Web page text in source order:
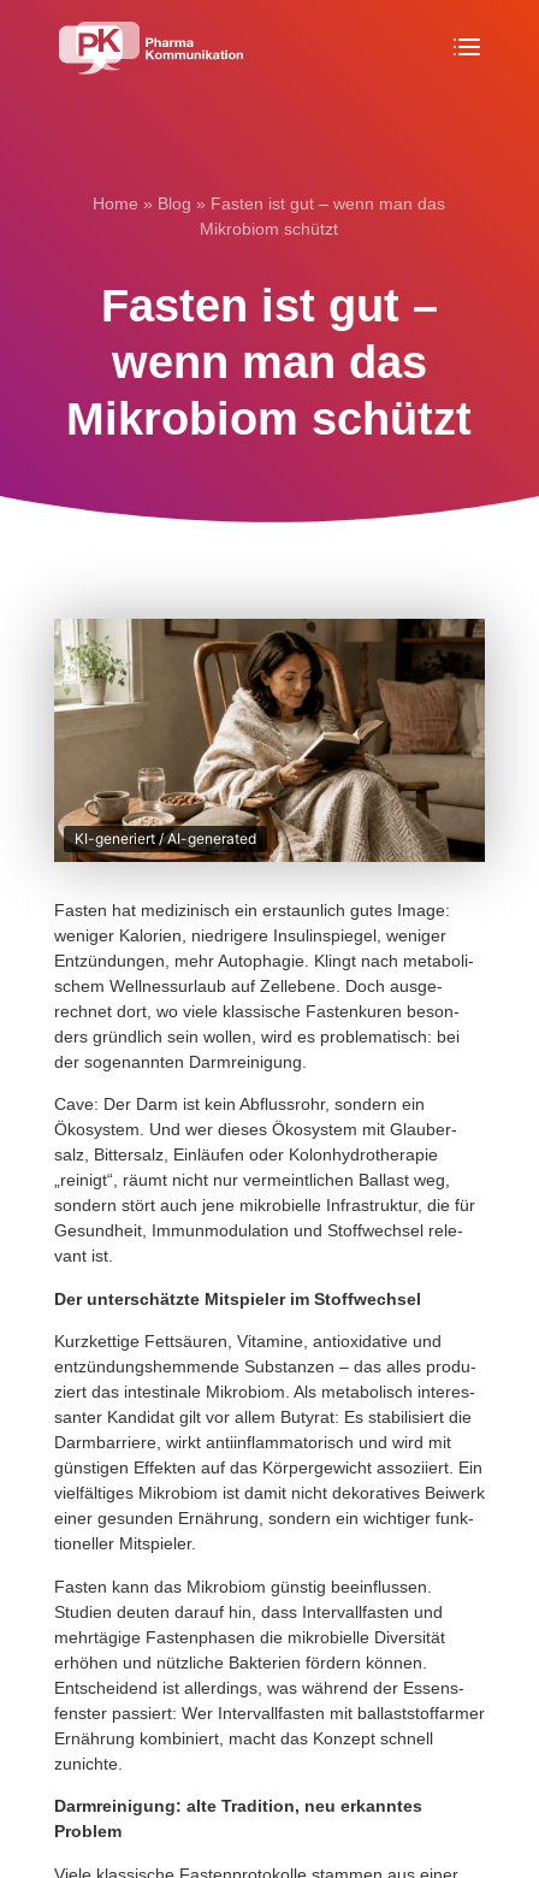
Home » Blog » Fasten ist gut – wenn man das
Mikrobiom schützt
Fasten ist gut –
wenn man das
Mikro­biom schützt
KI-generiert / AI-generated
Fasten hat medi­zi­nisch ein erstaun­lich gutes Image:
weniger Kalo­rien, nied­ri­gere Insu­lin­spiegel, weniger
Entzün­dungen, mehr Auto­phagie. Klingt nach meta­bo­li­
schem Well­nessur­laub auf Zell­ebene. Doch ausge­
rechnet dort, wo viele klas­si­sche Fasten­kuren beson­
ders gründ­lich sein wollen, wird es proble­ma­tisch: bei
der soge­nannten Darmreinigung.
Cave: Der Darm ist kein Abfluss­rohr, sondern ein
Ökosystem. Und wer dieses Ökosystem mit Glau­ber­
salz, Bitter­salz, Einläufen oder Kolon­hy­dro­the­rapie
„reinigt“, räumt nicht nur vermeint­li­chen Ballast weg,
sondern stört auch jene mikro­bielle Infra­struktur, die für
Gesund­heit, Immun­mo­du­la­tion und Stoff­wechsel rele­
vant ist.
Der unter­schätzte Mitspieler im Stoffwechsel
Kurz­ket­tige Fett­säuren, Vitamine, anti­oxi­da­tive und
entzün­dungs­hem­mende Substanzen – das alles produ­
ziert das intesti­nale Mikro­biom. Als meta­bo­lisch inter­es­
santer Kandidat gilt vor allem Butyrat: Es stabi­li­siert die
Darm­bar­riere, wirkt anti­in­flamm­a­to­risch und wird mit
güns­tigen Effekten auf das Körper­ge­wicht asso­zi­iert. Ein
viel­fäl­tiges Mikro­biom ist damit nicht deko­ra­tives Beiwerk
einer gesunden Ernäh­rung, sondern ein wich­tiger funk­
tio­neller Mitspieler.
Fasten kann das Mikro­biom günstig beein­flussen.
Studien deuten darauf hin, dass Inter­vall­fasten und
mehr­tä­gige Fasten­phasen die mikro­bielle Diver­sität
erhöhen und nütz­liche Bakte­rien fördern können.
Entschei­dend ist aller­dings, was während der Essens­
fenster passiert: Wer Inter­vall­fasten mit ballast­stoff­armer
Ernäh­rung kombi­niert, macht das Konzept schnell
zunichte.
Darm­rei­ni­gung: alte Tradi­tion, neu erkanntes
Problem